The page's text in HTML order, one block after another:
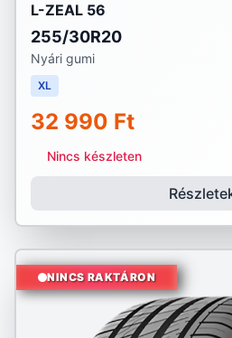
L-ZEAL 56
255/30R20
Nyári gumi
XL
32 990 Ft
Nincs készleten
NINCS RAKTÁRON